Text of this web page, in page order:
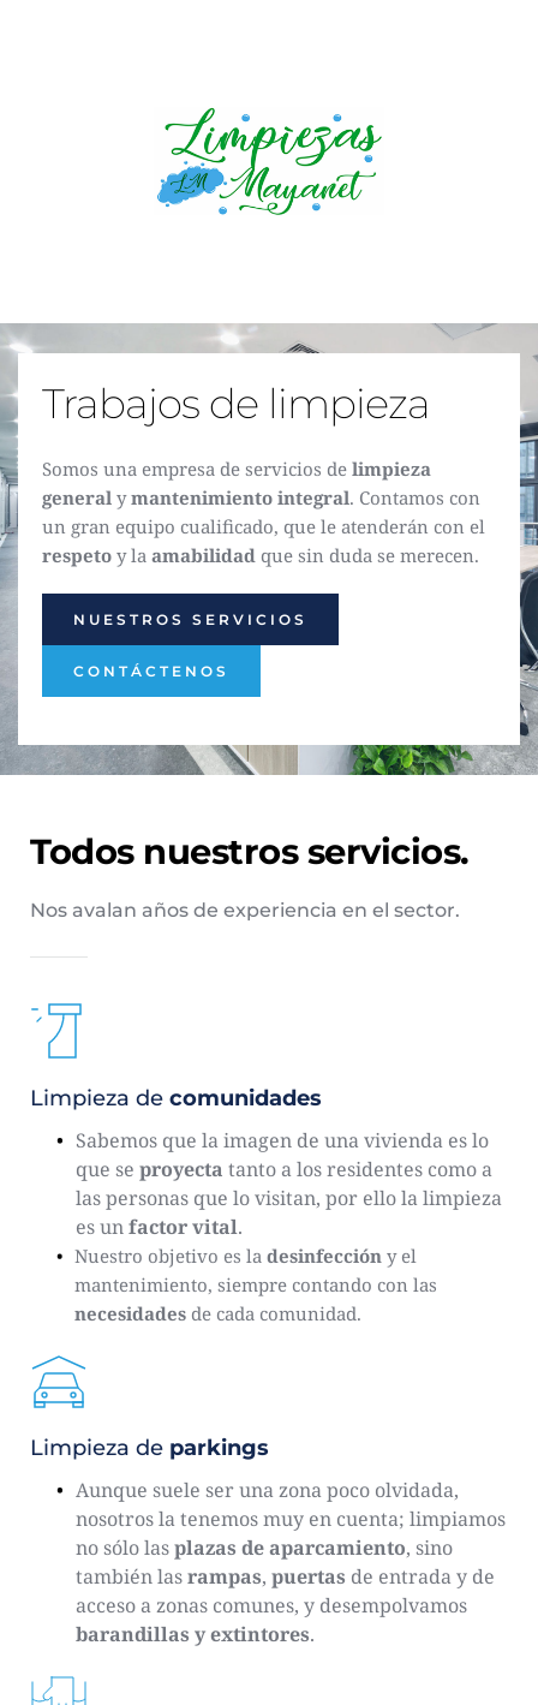
Trabajos de limpieza
Somos una empresa de servicios de limpieza
general y mantenimiento integral. Contamos con
respeto y la amabilidad que sin duda se merecen.
NUESTROS SERVICIOS
CONTÁCTENOS
Todos nuestros servicios.
Nos avalan años de experiencia en el sector.
Limpieza de comunidades
Sabemos que la imagen de una vivienda es lo
que se proyecta tanto a los residentes como a
las personas que lo visitan, por ello la limpieza
es un factor vital.
Nuestro objetivo es la desinfección y el
necesidades de cada comunidad.
Limpieza de parkings
Aunque suele ser una zona poco olvidada,
nosotros la tenemos muy en cuenta; limpiamos
no sólo las plazas de aparcamiento, sino
también las rampas, puertas de entrada y de
barandillas y extintores.